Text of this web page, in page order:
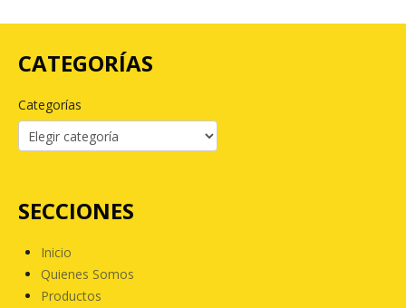
CATEGORÍAS
Categorías
SECCIONES
Inicio
Quienes Somos
Productos